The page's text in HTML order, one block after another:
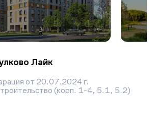
Лайк
от 20.07.2024 г.
(корп. 1-4, 5.1, 5.2)